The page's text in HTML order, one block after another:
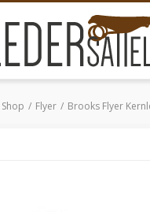
Shop Flyer Brooks Flyer